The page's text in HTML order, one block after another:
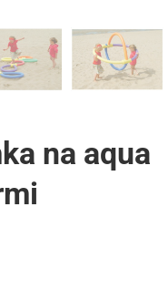
na aqua